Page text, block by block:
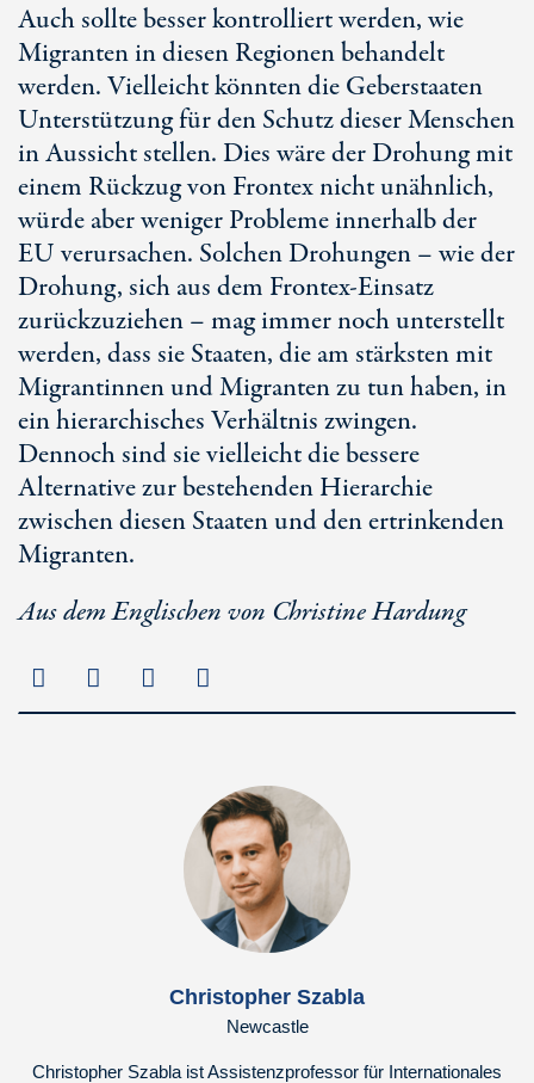
Auch sollte besser kontrolliert werden, wie
Migranten in diesen Regionen behandelt
werden. Vielleicht könnten die Geberstaaten
Unterstützung für den Schutz dieser Menschen
in Aussicht stellen. Dies wäre der Drohung mit
einem Rückzug von Frontex nicht unähnlich,
würde aber weniger Probleme innerhalb der
EU verursachen. Solchen Drohungen – wie der
Drohung, sich aus dem Frontex-Einsatz
zurückzuziehen – mag immer noch unterstellt
werden, dass sie Staaten, die am stärksten mit
Migrantinnen und Migranten zu tun haben, in
ein hierarchisches Verhältnis zwingen.
Dennoch sind sie vielleicht die bessere
Alternative zur bestehenden Hierarchie
zwischen diesen Staaten und den ertrinkenden
Migranten.
Aus dem Englischen von Christine Hardung
Christopher Szabla
Newcastle
Christopher Szabla ist Assistenzprofessor für Internationales